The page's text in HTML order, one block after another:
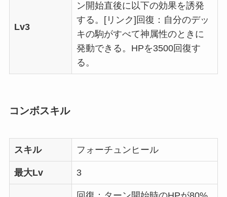
Lv3
ン開始直後に以下の効果を誘発
する。[リンク]回復：自分のデッ
キの駒がすべて神属性のときに
発動できる。HPを3500回復す
る。
コンボスキル
スキル フォーチュンヒール
最大Lv 3